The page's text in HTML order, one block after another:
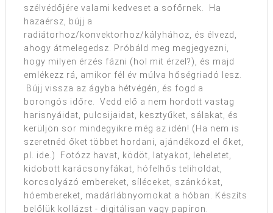
szélvédőjére valami kedveset a sofőrnek. Ha
hazaérsz, bújj a
radiátorhoz/konvektorhoz/kályhához, és élvezd,
ahogy átmelegedsz. Próbáld meg megjegyezni,
hogy milyen érzés fázni (hol mit érzel?), és majd
emlékezz rá, amikor fél év múlva hőségriadó lesz.
Bújj vissza az ágyba hétvégén, és fogd a
borongós időre. Vedd elő a nem hordott vastag
harisnyáidat, pulcsijaidat, kesztyűket, sálakat, és
kerüljön sor mindegyikre még az idén! (Ha nem is
szeretnéd őket többet hordani, ajándékozd el őket,
pl. ide.) Fotózz havat, ködöt, latyakot, leheletet,
kidobott karácsonyfákat, hófelhős teliholdat,
korcsolyázó embereket, síléceket, szánkókat,
hóembereket, madárlábnyomokat a hóban. Készíts
belőlük kollázst - digitálisan vagy papíron.